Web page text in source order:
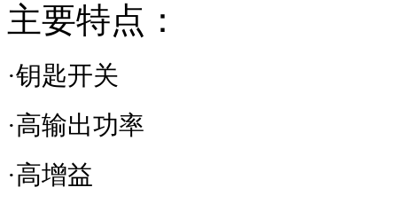
主要特点：
·钥匙开关
·高输出功率
·高增益